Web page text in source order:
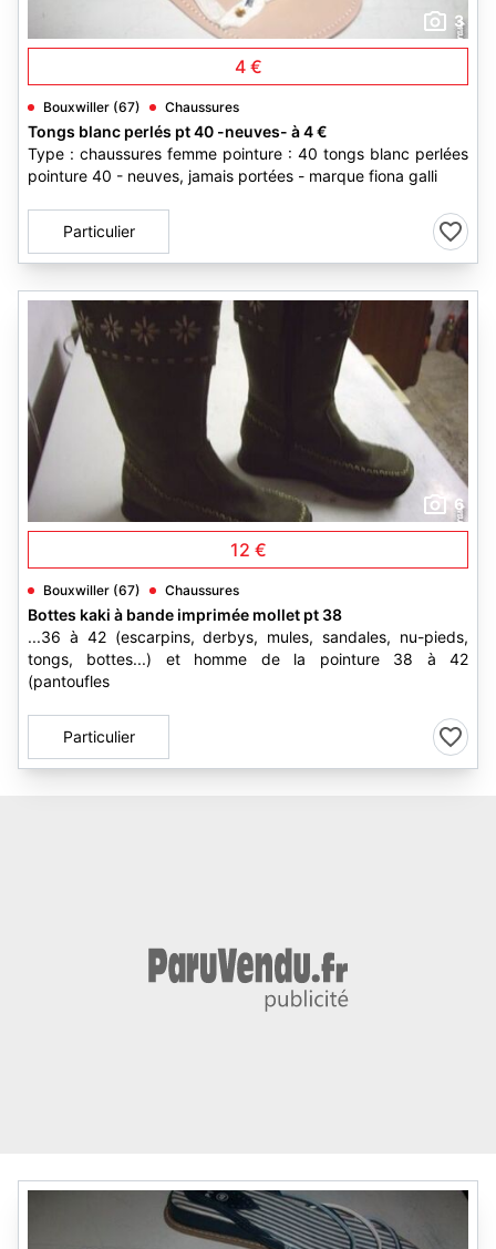
3
4 €
Bouxwiller (67) Chaussures
Tongs blanc perlés pt 40 -neuves- à 4 €
Type : chaussures femme pointure : 40 tongs blanc perlées
pointure 40 - neuves, jamais portées - marque fiona galli
Particulier
6
12 €
Bouxwiller (67) Chaussures
Bottes kaki à bande imprimée mollet pt 38
...36 à 42 (escarpins, derbys, mules, sandales, nu-pieds,
tongs, bottes...) et homme de la pointure 38 à 42
(pantoufles
Particulier